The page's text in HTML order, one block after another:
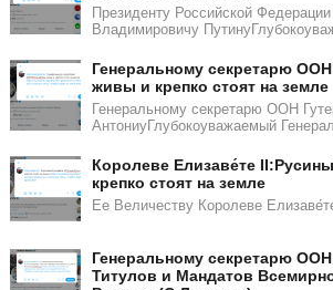
Президенту Российской
Владимировичу
Генеральному секретарю
живы и крепко стоят на земле
Генеральному секретарю ООН
АнтониуГлубокоуважаемый
Королеве Елизаве́те
крепко стоят на земле
Ее Величеству Королеве
Генеральному секретарю
Титулов и Мандатов